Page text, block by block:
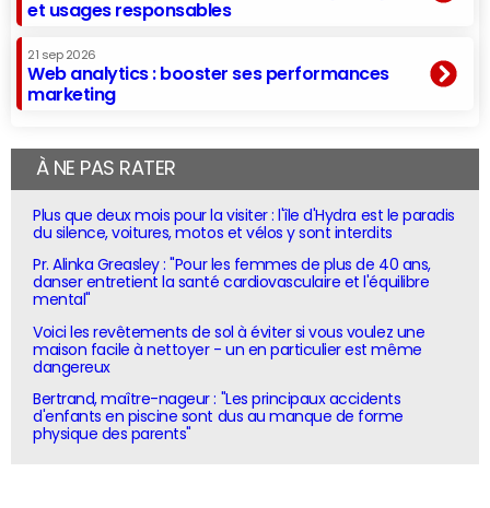
et usages responsables
21 sep 2026
Web analytics : booster ses performances
marketing
À NE PAS RATER
Plus que deux mois pour la visiter : l'île d'Hydra est le paradis
du silence, voitures, motos et vélos y sont interdits
Pr. Alinka Greasley : "Pour les femmes de plus de 40 ans,
danser entretient la santé cardiovasculaire et l'équilibre
mental"
Voici les revêtements de sol à éviter si vous voulez une
maison facile à nettoyer - un en particulier est même
dangereux
Bertrand, maître-nageur : "Les principaux accidents
d'enfants en piscine sont dus au manque de forme
physique des parents"